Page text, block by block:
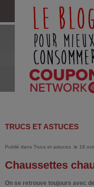
TRUCS ET ASTUCES
Publié dans Trucs et astuces le 16
Chaussettes
On se retrouve toujours avec